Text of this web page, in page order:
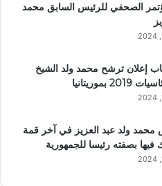
الصحفي للرئيس السابق محمد
إعلان ترشح محمد ولد الشيخ
بموريتانيا
محمد ولد عبد العزيز في آخر قمة
فيها بصفته رئيسا للجمهورية